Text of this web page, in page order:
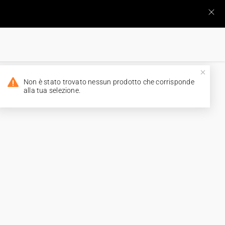
Non è stato trovato nessun prodotto che corrisponde
alla tua selezione.